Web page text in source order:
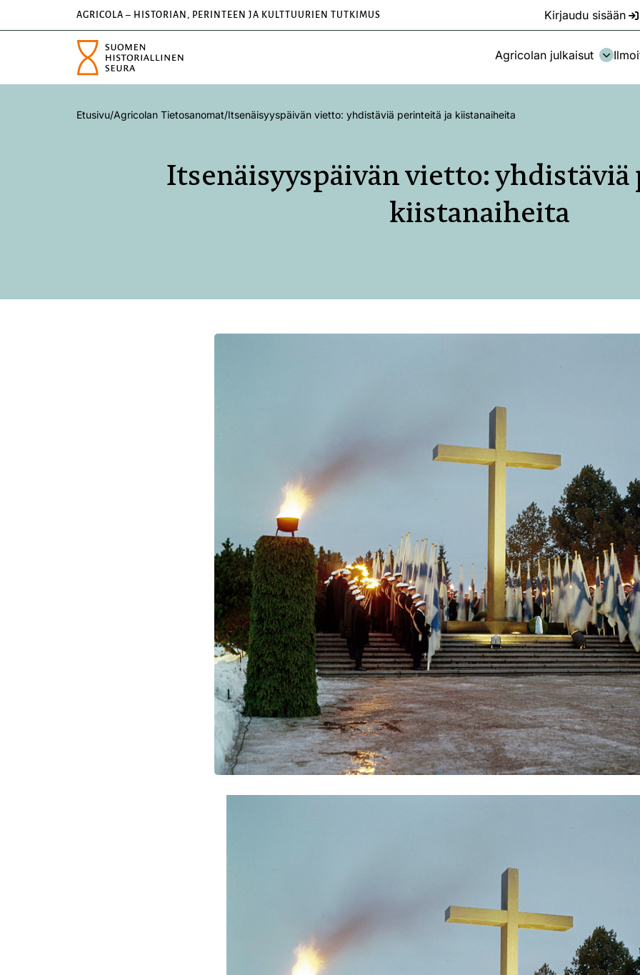
AGRICOLA – HISTORIAN, PERINTEEN JA KULTTUURIEN TUTKIMUS Kirjaudu sisään
Agricolan julkaisut
Etusivu/Agricolan Tietosanomat/Itsenäisyyspäivän vietto: yhdistäviä perinteitä ja kiistanaiheita
Itsenäisyyspäivän vietto:
kiistanaiheita